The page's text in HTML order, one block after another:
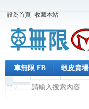
設為首頁 收藏本站
車無限 FB 蝦皮賣場